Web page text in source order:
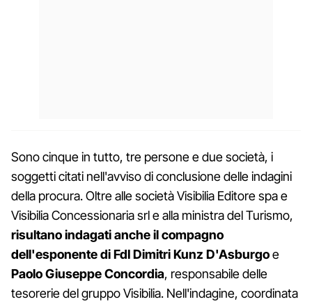
Sono cinque in tutto, tre persone e due società, i
soggetti citati nell'avviso di conclusione delle indagini
della procura. Oltre alle società Visibilia Editore spa e
Visibilia Concessionaria srl e alla ministra del Turismo,
risultano indagati anche il compagno
dell'esponente di FdI Dimitri Kunz D'Asburgoe
Paolo Giuseppe Concordia, responsabile delle
tesorerie del gruppo Visibilia. Nell'indagine, coordinata